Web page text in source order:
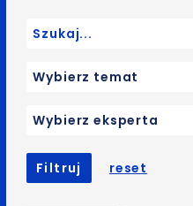
Wybierz temat
Wybierz eksperta
Filtruj reset